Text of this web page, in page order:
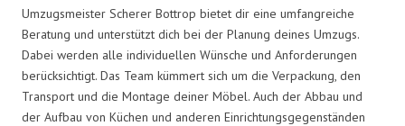
Umzugsmeister Scherer Bottrop bietet dir eine umfangreiche
Beratung und unterstützt dich bei der Planung deines Umzugs.
Dabei werden alle individuellen Wünsche und Anforderungen
berücksichtigt. Das Team kümmert sich um die Verpackung, den
Transport und die Montage deiner Möbel. Auch der Abbau und
der Aufbau von Küchen und anderen Einrichtungsgegenständen